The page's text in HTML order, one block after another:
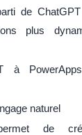
de
plus
à
naturel
de